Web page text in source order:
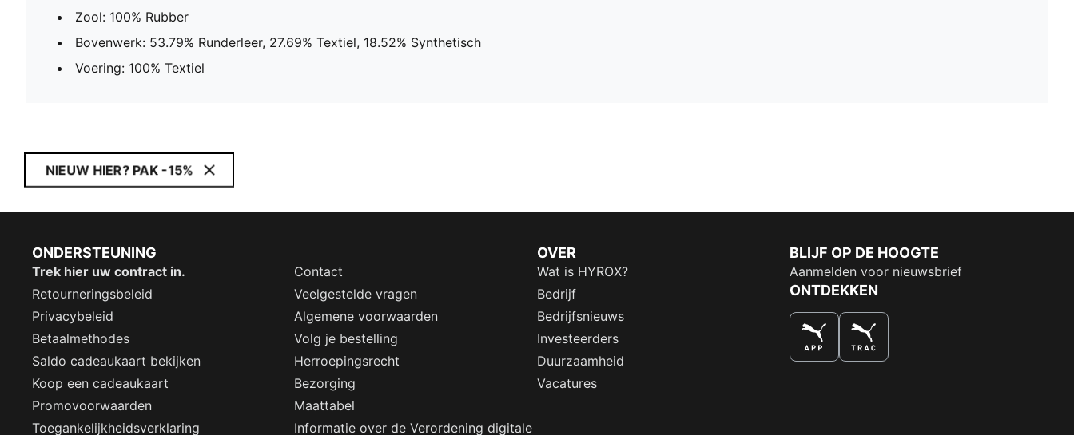
Zool: 100% Rubber
Bovenwerk: 53.79% Runderleer, 27.69% Textiel, 18.52% Synthetisch
Voering: 100% Textiel
NIEUW HIER? PAK -15%
ONDERSTEUNING
Trek hier uw contract in.
Contact
Retourneringsbeleid
Veelgestelde vragen
Privacybeleid
Algemene voorwaarden
Betaalmethodes
Volg je bestelling
Saldo cadeaukaart bekijken
Herroepingsrecht
Koop een cadeaukaart
Bezorging
Promovoorwaarden
Maattabel
Toegankelijkheidsverklaring
Informatie over de Verordening digitale
OVER
Wat is HYROX?
Bedrijf
Bedrijfsnieuws
Investeerders
Duurzaamheid
Vacatures
BLIJF OP DE HOOGTE
Aanmelden voor nieuwsbrief
ONTDEKKEN